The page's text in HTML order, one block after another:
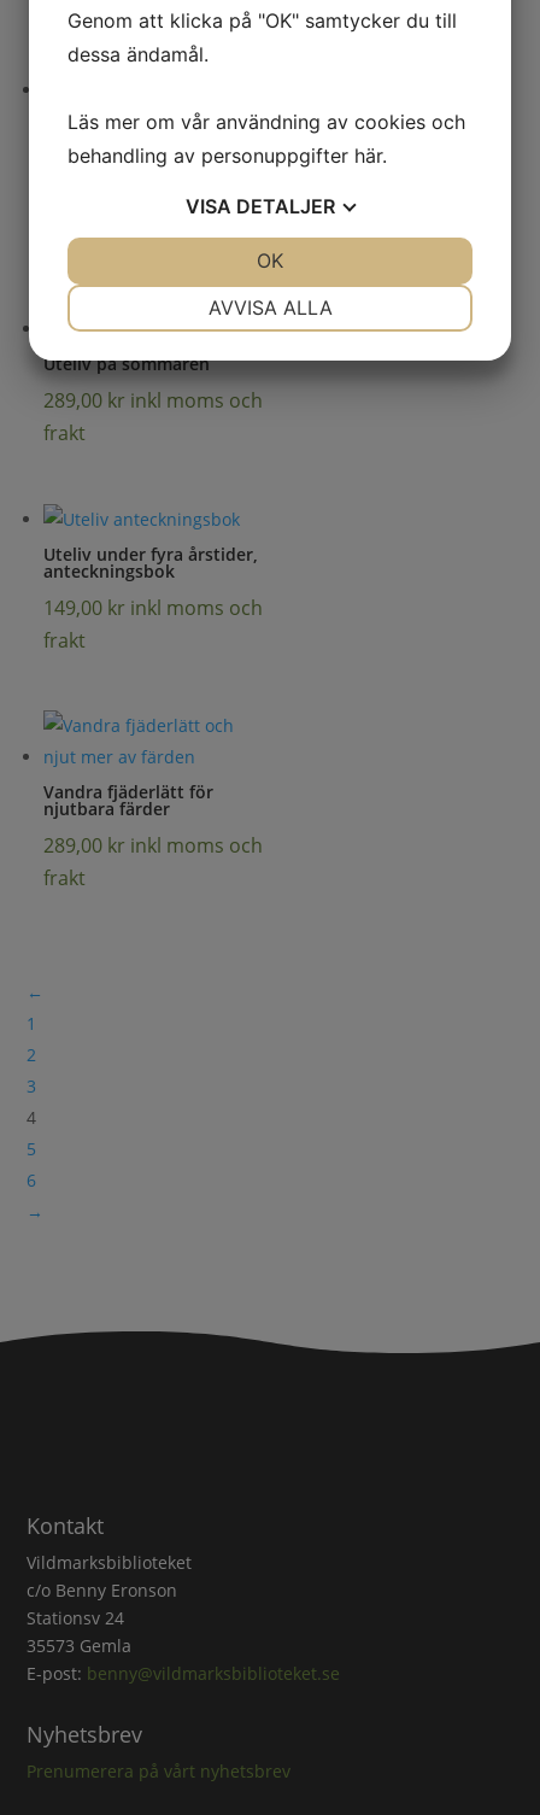
Uteliv och överlevnad –
Uteliv på sommaren
289,00 kr inkl moms och
frakt
Uteliv under fyra årstider,
anteckningsbok
149,00 kr inkl moms och
frakt
Vandra fjäderlätt för
njutbara färder
289,00 kr inkl moms och
frakt
←
1
2
3
4
5
6
→
Kontakt
Vildmarksbiblioteket
c/o Benny Eronson
Stationsv 24
35573 Gemla
E-post: benny@vildmarksbiblioteket.se
Nyhetsbrev
Prenumerera på vårt nyhetsbrev
Genom att klicka på "OK" samtycker du till
dessa ändamål.
Läs mer om vår användning av cookies och
behandling av personuppgifter här.
VISA DETALJER
AVVISA ALLA
OK